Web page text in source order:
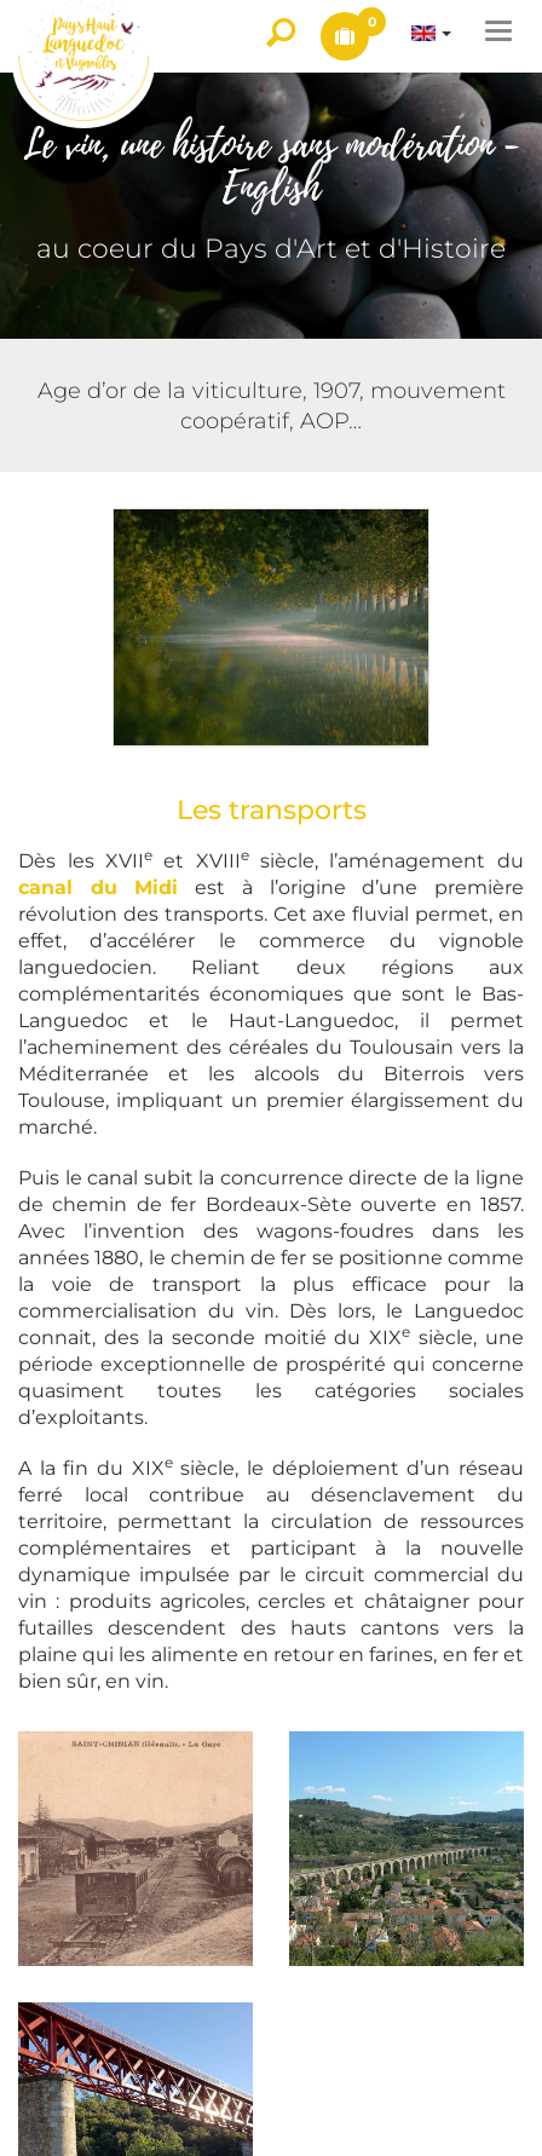
0
Le vin, une histoire sans modération -
English
au coeur du Pays d'Art et d'Histoire
Age d’or de la viticulture, 1907, mouvement
coopératif, AOP…
Les transports
Dès les XVIIe et XVIIIe siècle, l’aménagement du
canal du Midi est à l’origine d’une première
révolution des transports. Cet axe fluvial permet, en
effet, d’accélérer le commerce du vignoble
languedocien. Reliant deux régions aux
complémentarités économiques que sont le Bas-
Languedoc et le Haut-Languedoc, il permet
l’acheminement des céréales du Toulousain vers la
Méditerranée et les alcools du Biterrois vers
Toulouse, impliquant un premier élargissement du
marché.
Puis le canal subit la concurrence directe de la ligne
de chemin de fer Bordeaux-Sète ouverte en 1857.
Avec l’invention des wagons-foudres dans les
années 1880, le chemin de fer se positionne comme
la voie de transport la plus efficace pour la
commercialisation du vin. Dès lors, le Languedoc
connait, des la seconde moitié du XIXe siècle, une
période exceptionnelle de prospérité qui concerne
quasiment toutes les catégories sociales
d’exploitants.
A la fin du XIXesiècle, le déploiement d’un réseau
ferré local contribue au désenclavement du
territoire, permettant la circulation de ressources
complémentaires et participant à la nouvelle
dynamique impulsée par le circuit commercial du
vin : produits agricoles, cercles et châtaigner pour
futailles descendent des hauts cantons vers la
plaine qui les alimente en retour en farines, en fer et
bien sûr, en vin.